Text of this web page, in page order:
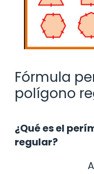
Fórmula
polígono
¿Qué es el
regular?